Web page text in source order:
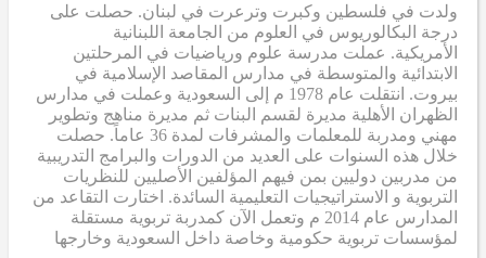
ولدت في فلسطين وكبرت وترعرت في لبنان. حصلت على
درجة البكالوريوس في العلوم من الجامعة اللبنانية
الأمريكية. عملت مدرسة علوم ورياضيات في المرحلتين
الابتدائية والمتوسطة في مدارس المقاصد الإسلامية في
بيروت. انتقلت عام 1978 م إلى السعودية وعملت في مدارس
الظهران الأهلية مديرة لقسم البنات ثم مديرة مناهج وتطوير
مهني ومدربة للمعلمات والمشرفات لمدة 36 عاماً. حصلت
خلال هذه السنوات على العديد من الدورات والبرامج التدريبية
من مدربين دوليين بمن فيهم المؤلفين الأصليين للنظريات
التربوية و الاستراتيجيات التعليمية السائدة. اختارت التقاعد من
المدارس عام 2014 م وتعمل الآن كمدربة تربوية مستقلة
لمؤسسات تربوية حكومية وخاصة داخل السعودية وخارجها